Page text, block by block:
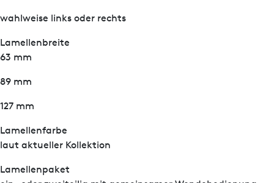
wahlweise links oder rechts
Lamellenbreite
63 mm
89 mm
127 mm
Lamellenfarbe
laut aktueller Kollektion
Lamellenpaket